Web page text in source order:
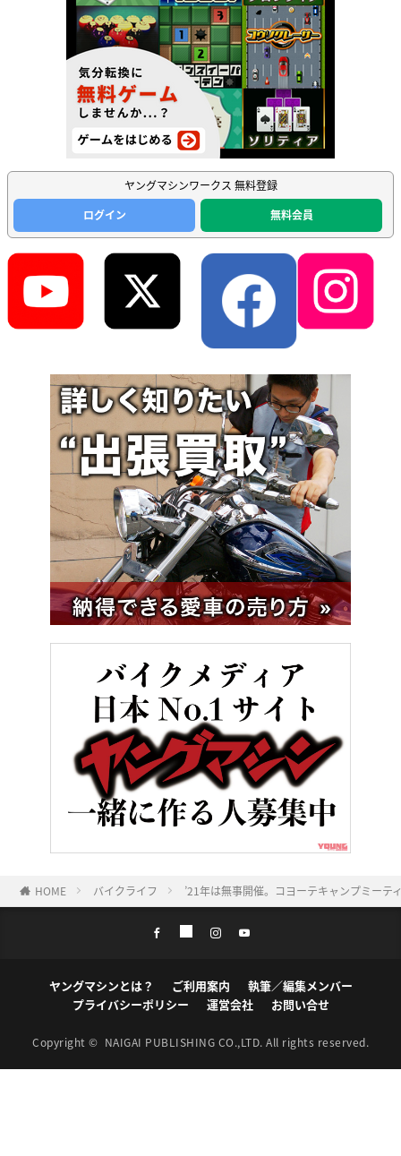
ヤングマシンワークス 無料登録
ログイン
無料会員
HOME バイクライフ ’21年は無事開催。コヨーテキャンプミー
ヤングマシンとは？ ご利用案内
執筆／編集メンバー
プライバシーポリシー
運営会社 お問い合せ
Copyright © NAIGAI PUBLISHING CO.,LTD. All rights reserved.